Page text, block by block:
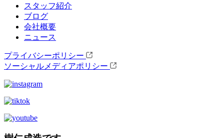
スタッフ紹介
ブログ
会社概要
ニュース
プライバシーポリシー
ソーシャルメディアポリシー